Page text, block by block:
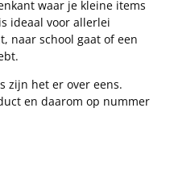
waar je kleine items
ideaal voor allerlei
naar school gaat of een
zijn het er over eens.
en daarom op nummer